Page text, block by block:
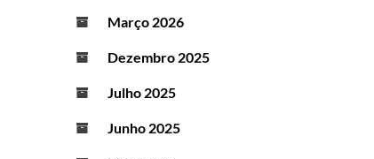
Março 2026
Dezembro 2025
Julho 2025
Junho 2025